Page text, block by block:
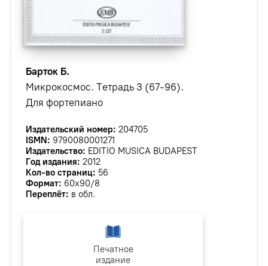
Барток Б.
Микрокосмос. Тетрадь 3 (67-96).
Для фортепиано
Издательский номер: 204705
ISMN: 9790080001271
Издательство: EDITIO MUSICA BUDAPEST
Год издания: 2012
Кол-во страниц: 56
Формат: 60х90/8
Переплёт: в обл.
Печатное
издание